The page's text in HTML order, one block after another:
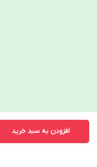
افزودن به سبد خرید